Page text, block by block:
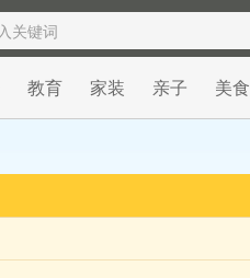
教育 家装 亲子 美食